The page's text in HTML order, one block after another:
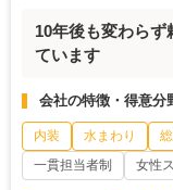
10年後も変わら
ています
会社の特徴・得意分
内装 水まわり
一貫担当者制
女性